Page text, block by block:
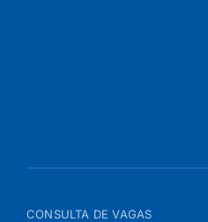
CONSULTA DE VAGAS